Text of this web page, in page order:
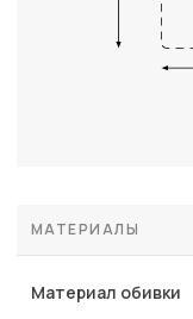
МАТЕРИАЛЫ
Материал обивки